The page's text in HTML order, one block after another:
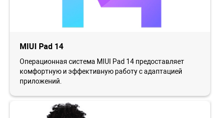
MIUI Pad 14
Операционная система MIUI Pad 14 предоставляет
комфортную и эффективную работу с адаптацией
приложений.